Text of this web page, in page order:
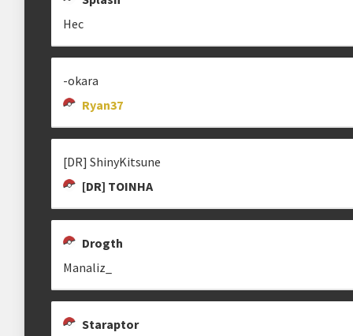
Hec
-okara
Ryan37
[DR] ShinyKitsune
[DR] TOINHA
Drogth
Manaliz_
Staraptor